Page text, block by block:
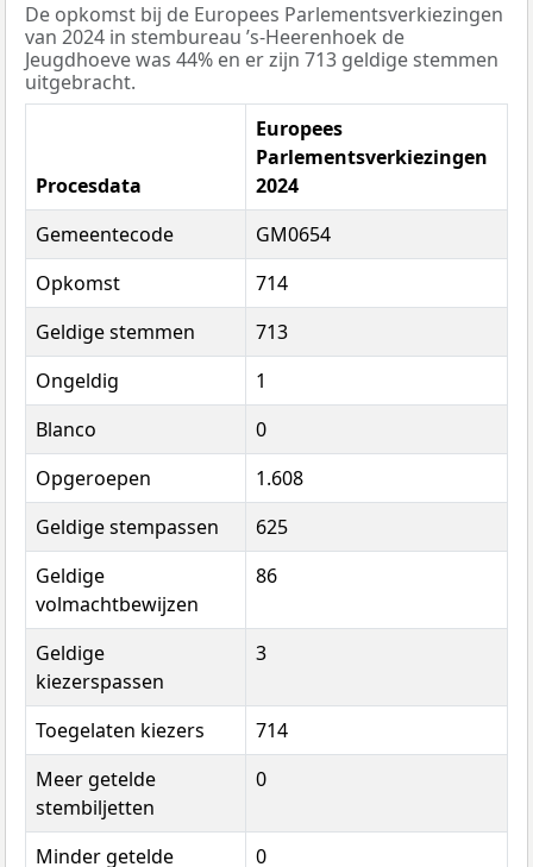
De opkomst bij de Europees Parlementsverkiezingen
van 2024 in stembureau ’s-Heerenhoek de
Jeugdhoeve was 44% en er zijn 713 geldige stemmen
uitgebracht.
Procesdata
Europees
Parlementsverkiezingen
2024
Gemeentecode
GM0654
Opkomst
714
Geldige stemmen
713
Ongeldig
1
Blanco
0
Opgeroepen
1.608
Geldige stempassen
625
Geldige
volmachtbewijzen
86
Geldige
kiezerspassen
3
Toegelaten kiezers
714
Meer getelde
stembiljetten
0
Minder getelde 0